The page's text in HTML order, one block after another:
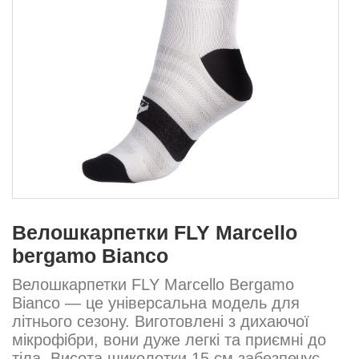
Велошкарпетки FLY Marcello
bergamo Bianco
Велошкарпетки FLY Marcello Bergamo
Bianco — це універсальна модель для
літнього сезону. Виготовлені з дихаючої
мікрофібри, вони дуже легкі та приємні до